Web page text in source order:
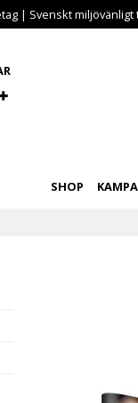
| Svenskt miljövänligt
SHOP